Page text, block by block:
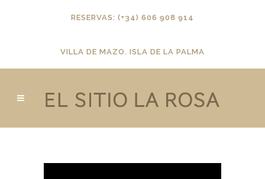
RESERVAS: (+34) 606 908 914
VILLA DE MAZO. ISLA DE LA PALMA